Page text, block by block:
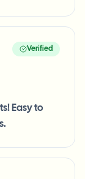
Verified
Easy to